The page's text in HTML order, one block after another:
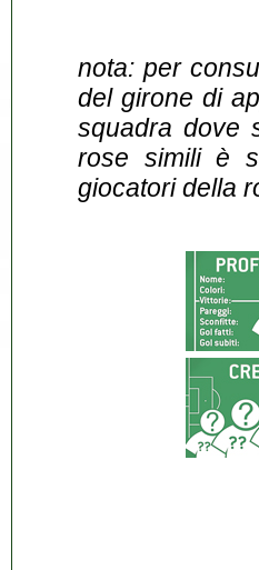
nota: per
del girone di
squadra dove
rose simili è
giocatori della